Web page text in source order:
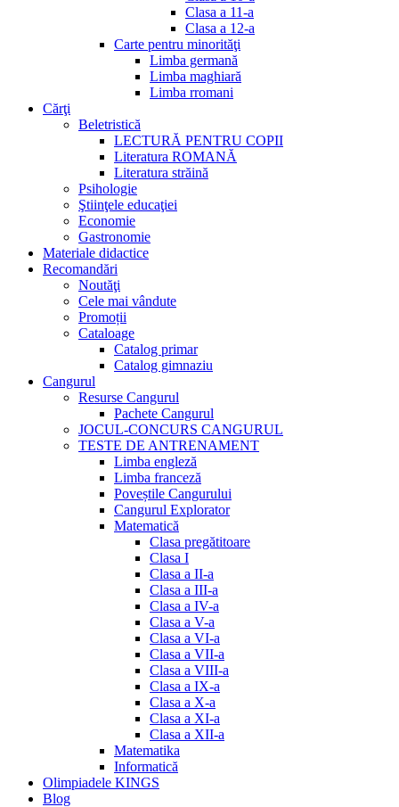
Clasa a 11-a
Clasa a 12-a
Carte pentru minorităţi
Limba germană
Limba maghiară
Limba rromani
Cărţi
Beletristică
LECTURĂ PENTRU COPII
Literatura ROMANĂ
Literatura străină
Psihologie
Ştiinţele educaţiei
Economie
Gastronomie
Materiale didactice
Recomandări
Noutăţi
Cele mai vândute
Promoții
Cataloage
Catalog primar
Catalog gimnaziu
Cangurul
Resurse Cangurul
Pachete Cangurul
JOCUL-CONCURS CANGURUL
TESTE DE ANTRENAMENT
Limba engleză
Limba franceză
Poveștile Cangurului
Cangurul Explorator
Matematică
Clasa pregătitoare
Clasa I
Clasa a II-a
Clasa a III-a
Clasa a IV-a
Clasa a V-a
Clasa a VI-a
Clasa a VII-a
Clasa a VIII-a
Clasa a IX-a
Clasa a X-a
Clasa a XI-a
Clasa a XII-a
Matematika
Informatică
Olimpiadele KINGS
Blog